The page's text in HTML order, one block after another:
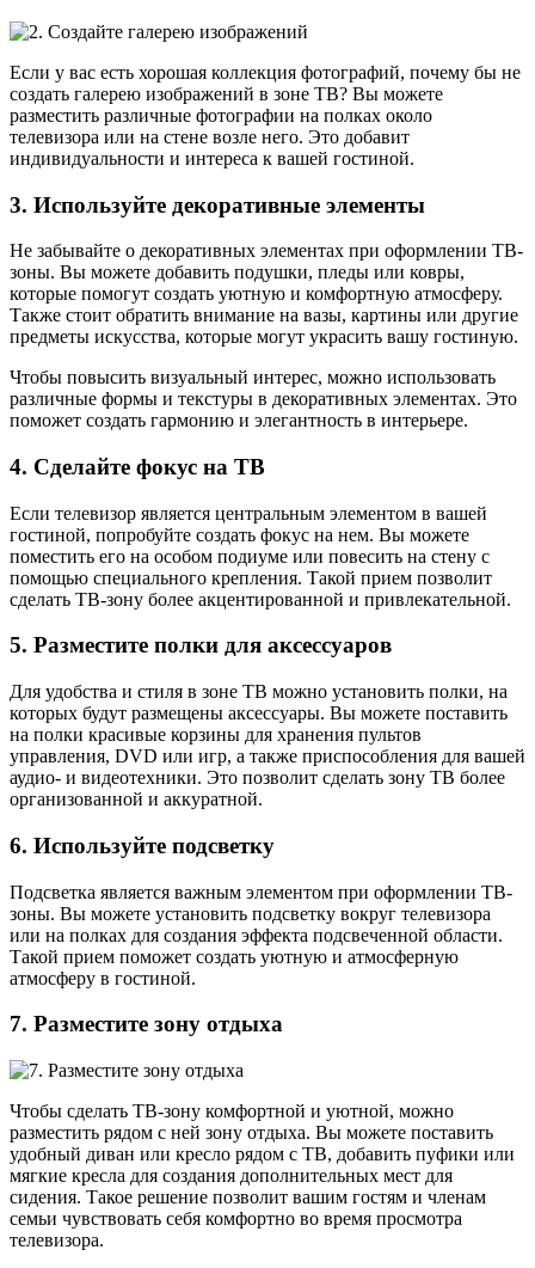
Если у вас есть хорошая коллекция фотографий, почему бы не
создать галерею изображений в зоне ТВ? Вы можете
разместить различные фотографии на полках около
телевизора или на стене возле него. Это добавит
индивидуальности и интереса к вашей гостиной.
3. Используйте декоративные элементы
Не забывайте о декоративных элементах при оформлении ТВ-
зоны. Вы можете добавить подушки, пледы или ковры,
которые помогут создать уютную и комфортную атмосферу.
Также стоит обратить внимание на вазы, картины или другие
предметы искусства, которые могут украсить вашу гостиную.
Чтобы повысить визуальный интерес, можно использовать
различные формы и текстуры в декоративных элементах. Это
поможет создать гармонию и элегантность в интерьере.
4. Сделайте фокус на ТВ
Если телевизор является центральным элементом в вашей
гостиной, попробуйте создать фокус на нем. Вы можете
поместить его на особом подиуме или повесить на стену с
помощью специального крепления. Такой прием позволит
сделать ТВ-зону более акцентированной и привлекательной.
5. Разместите полки для аксессуаров
Для удобства и стиля в зоне ТВ можно установить полки, на
которых будут размещены аксессуары. Вы можете поставить
на полки красивые корзины для хранения пультов
управления, DVD или игр, а также приспособления для вашей
аудио- и видеотехники. Это позволит сделать зону ТВ более
организованной и аккуратной.
6. Используйте подсветку
Подсветка является важным элементом при оформлении ТВ-
зоны. Вы можете установить подсветку вокруг телевизора
или на полках для создания эффекта подсвеченной области.
Такой прием поможет создать уютную и атмосферную
атмосферу в гостиной.
7. Разместите зону отдыха
Чтобы сделать ТВ-зону комфортной и уютной, можно
разместить рядом с ней зону отдыха. Вы можете поставить
удобный диван или кресло рядом с ТВ, добавить пуфики или
мягкие кресла для создания дополнительных мест для
сидения. Такое решение позволит вашим гостям и членам
семьи чувствовать себя комфортно во время просмотра
телевизора.